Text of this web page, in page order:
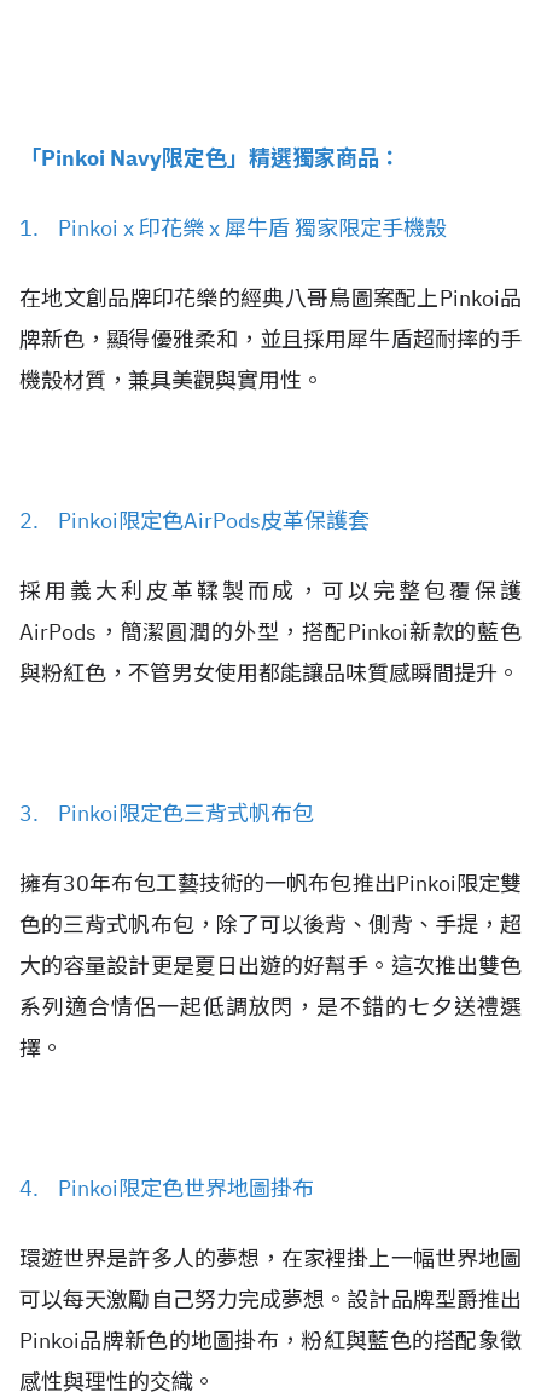
「Pinkoi Navy限定色」精選獨家商品：
1. Pinkoi x 印花樂 x 犀牛盾 獨家限定手機殼
在地文創品牌印花樂的經典八哥鳥圖案配上Pinkoi品
牌新色，顯得優雅柔和，並且採用犀牛盾超耐摔的手
機殼材質，兼具美觀與實用性。
2. Pinkoi限定色AirPods皮革保護套
採用義大利皮革鞣製而成，可以完整包覆保護
AirPods，簡潔圓潤的外型，搭配Pinkoi新款的藍色
與粉紅色，不管男女使用都能讓品味質感瞬間提升。
3. Pinkoi限定色三背式帆布包
擁有30年布包工藝技術的一帆布包推出Pinkoi限定雙
色的三背式帆布包，除了可以後背、側背、手提，超
大的容量設計更是夏日出遊的好幫手。這次推出雙色
系列適合情侶一起低調放閃，是不錯的七夕送禮選
擇。
4. Pinkoi限定色世界地圖掛布
環遊世界是許多人的夢想，在家裡掛上一幅世界地圖
可以每天激勵自己努力完成夢想。設計品牌型爵推出
Pinkoi品牌新色的地圖掛布，粉紅與藍色的搭配象徵
感性與理性的交織。